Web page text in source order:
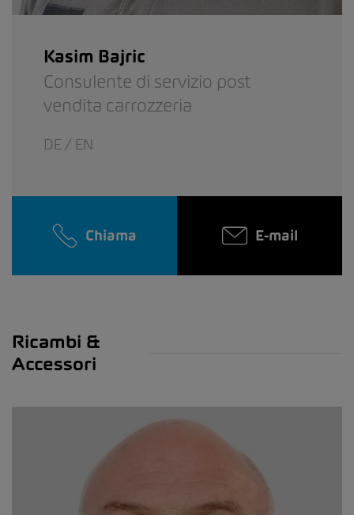
Kasim Bajric
Consulente di servizio post
vendita carrozzeria
DE / EN
Chiama E-mail
Ricambi &
Accessori